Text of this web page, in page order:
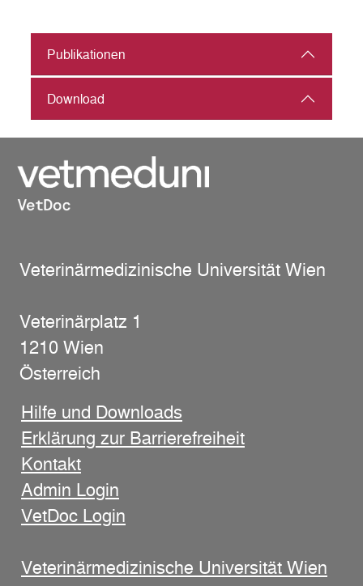
Publikationen
Download
Veterinärmedizinische Universität Wien
Veterinärplatz 1
1210 Wien
Österreich
Hilfe und Downloads
Erklärung zur Barrierefreiheit
Kontakt
Admin Login
VetDoc Login
Veterinärmedizinische Universität Wien